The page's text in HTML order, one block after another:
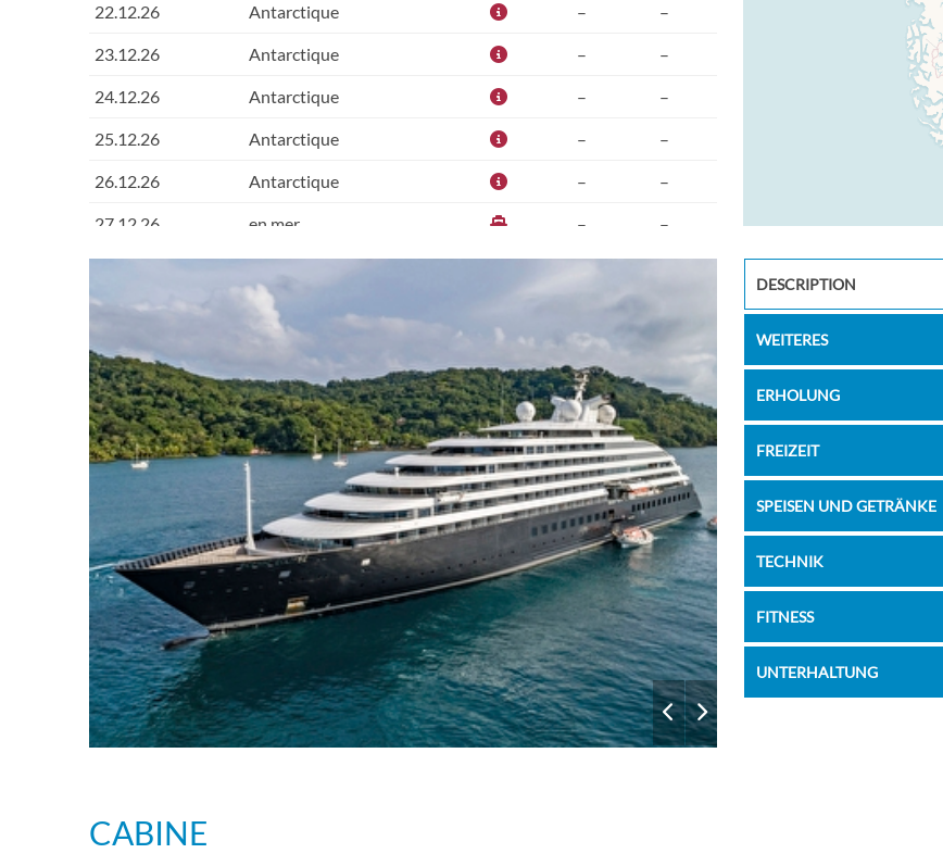
22.12.26 Antarctique – –
23.12.26 Antarctique – –
24.12.26 Antarctique – –
25.12.26 Antarctique – –
26.12.26 Antarctique – –
27.12.26 en mer – –
28.12.26 en mer – –
29.12.26 Ushuaia
29.12.26 –
DESCRIPTION
WEITERES
ERHOLUNG
FREIZEIT
SPEISEN UND GETRÄNKE
TECHNIK
FITNESS
UNTERHALTUNG
CABINE